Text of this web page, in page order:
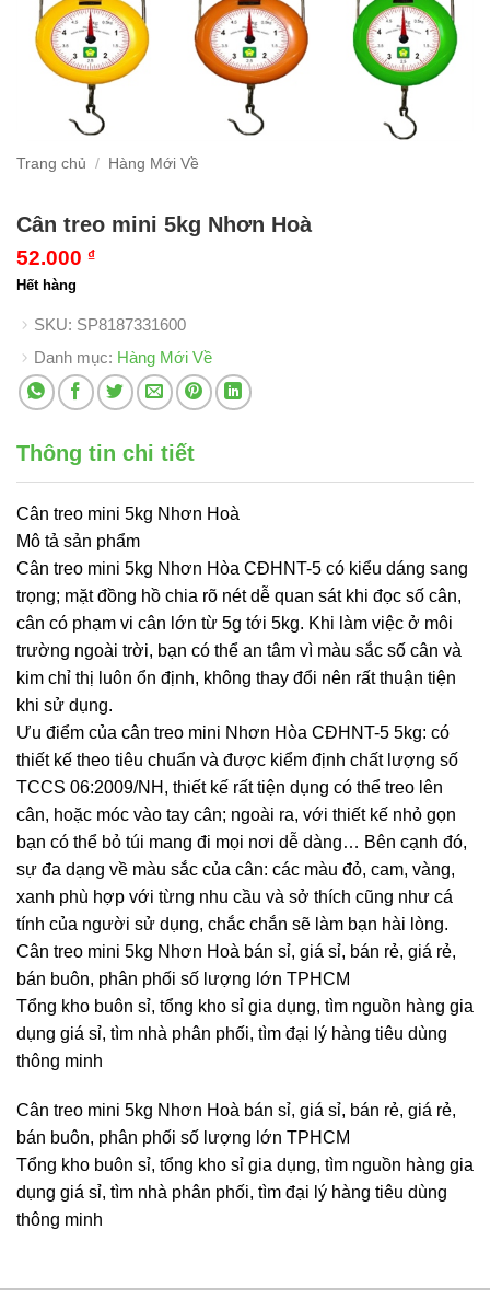
Trang chủ / Hàng Mới Về
Cân treo mini 5kg Nhơn Hoà
52.000 ₫
Hết hàng
SKU: SP8187331600
Danh mục: Hàng Mới Về
Thông tin chi tiết
Cân treo mini 5kg Nhơn Hoà
Mô tả sản phẩm
Cân treo mini 5kg Nhơn Hòa CĐHNT-5 có kiểu dáng sang
trọng; mặt đồng hồ chia rõ nét dễ quan sát khi đọc số cân,
cân có phạm vi cân lớn từ 5g tới 5kg. Khi làm việc ở môi
trường ngoài trời, bạn có thể an tâm vì màu sắc số cân và
kim chỉ thị luôn ổn định, không thay đổi nên rất thuận tiện
khi sử dụng.
Ưu điểm của cân treo mini Nhơn Hòa CĐHNT-5 5kg: có
thiết kế theo tiêu chuẩn và được kiểm định chất lượng số
TCCS 06:2009/NH, thiết kế rất tiện dụng có thể treo lên
cân, hoặc móc vào tay cân; ngoài ra, với thiết kế nhỏ gọn
bạn có thể bỏ túi mang đi mọi nơi dễ dàng… Bên cạnh đó,
sự đa dạng về màu sắc của cân: các màu đỏ, cam, vàng,
xanh phù hợp với từng nhu cầu và sở thích cũng như cá
tính của người sử dụng, chắc chắn sẽ làm bạn hài lòng.
Cân treo mini 5kg Nhơn Hoà bán sỉ, giá sỉ, bán rẻ, giá rẻ,
bán buôn, phân phối số lượng lớn TPHCM
Tổng kho buôn sỉ, tổng kho sỉ gia dụng, tìm nguồn hàng gia
dụng giá sỉ, tìm nhà phân phối, tìm đại lý hàng tiêu dùng
thông minh
Cân treo mini 5kg Nhơn Hoà bán sỉ, giá sỉ, bán rẻ, giá rẻ,
bán buôn, phân phối số lượng lớn TPHCM
Tổng kho buôn sỉ, tổng kho sỉ gia dụng, tìm nguồn hàng gia
dụng giá sỉ, tìm nhà phân phối, tìm đại lý hàng tiêu dùng
thông minh